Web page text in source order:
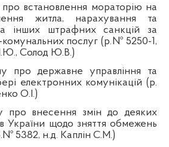
встановлення мораторію на
житла, нарахування та
інших штрафних санкцій за
послуг (р.№ 5250-1,
Солод Ю.В.)
про державне управління та
електронних комунікацій (р.
О.І.)
про внесення змін до деяких
України щодо зняття обмежень
5382, н.д. Каплін С.М.)